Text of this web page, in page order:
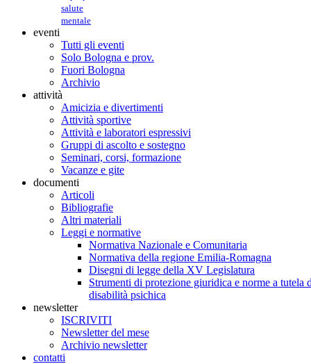
salute
mentale
eventi
Tutti gli eventi
Solo Bologna e prov.
Fuori Bologna
Archivio
attività
Amicizia e divertimenti
Attività sportive
Attività e laboratori espressivi
Gruppi di ascolto e sostegno
Seminari, corsi, formazione
Vacanze e gite
documenti
Articoli
Bibliografie
Altri materiali
Leggi e normative
Normativa Nazionale e Comunitaria
Normativa della regione Emilia-Romagna
Disegni di legge della XV Legislatura
Strumenti di protezione giuridica e norme a tutela
disabilità psichica
newsletter
ISCRIVITI
Newsletter del mese
Archivio newsletter
contatti